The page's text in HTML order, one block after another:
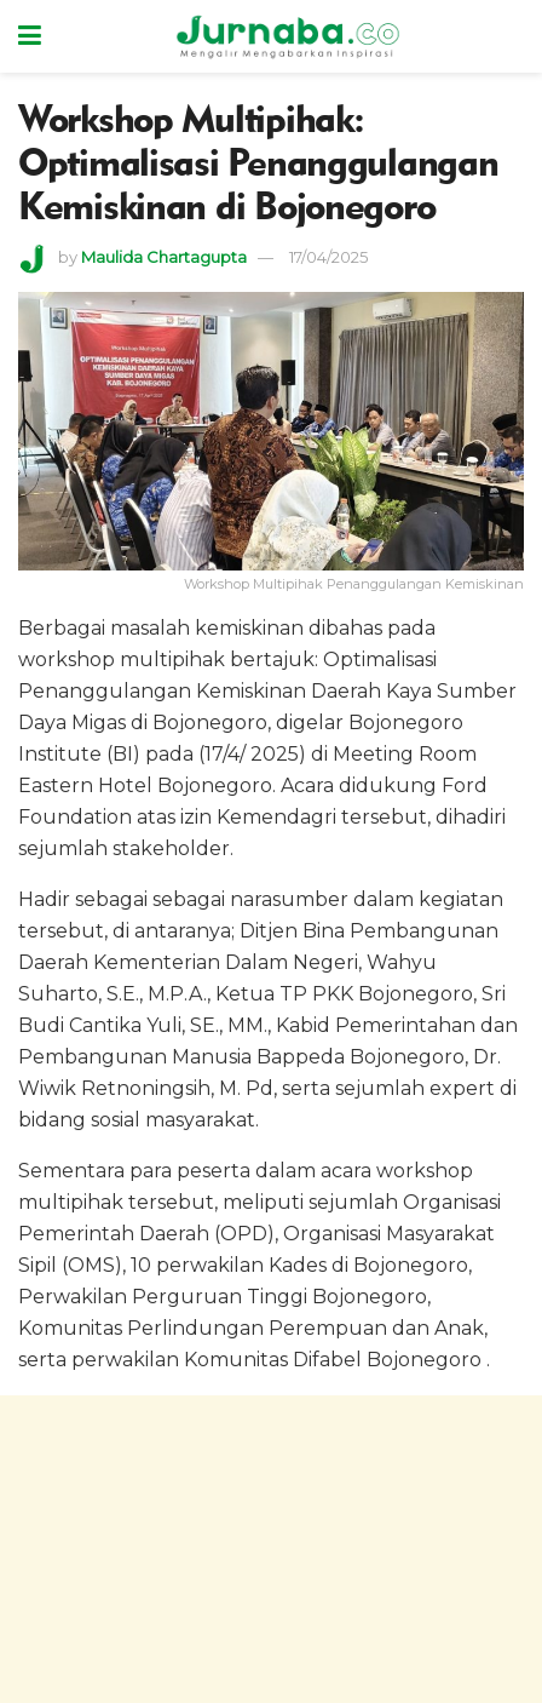
Workshop Multipihak:
Optimalisasi Penanggulangan
Kemiskinan di Bojonegoro
by Maulida Chartagupta 17/04/2025
Workshop Multipihak Penanggulangan Kemiskinan
Berbagai masalah kemiskinan dibahas pada
workshop multipihak bertajuk: Optimalisasi
Penanggulangan Kemiskinan Daerah Kaya Sumber
Daya Migas di Bojonegoro, digelar Bojonegoro
Institute (BI) pada (17/4/ 2025) di Meeting Room
Eastern Hotel Bojonegoro. Acara didukung Ford
Foundation atas izin Kemendagri tersebut, dihadiri
sejumlah stakeholder.
Hadir sebagai sebagai narasumber dalam kegiatan
tersebut, di antaranya; Ditjen Bina Pembangunan
Daerah Kementerian Dalam Negeri, Wahyu
Suharto, S.E., M.P.A., Ketua TP PKK Bojonegoro, Sri
Budi Cantika Yuli, SE., MM., Kabid Pemerintahan dan
Pembangunan Manusia Bappeda Bojonegoro, Dr.
Wiwik Retnoningsih, M. Pd, serta sejumlah expert di
bidang sosial masyarakat.
Sementara para peserta dalam acara workshop
multipihak tersebut, meliputi sejumlah Organisasi
Pemerintah Daerah (OPD), Organisasi Masyarakat
Sipil (OMS), 10 perwakilan Kades di Bojonegoro,
Perwakilan Perguruan Tinggi Bojonegoro,
Komunitas Perlindungan Perempuan dan Anak,
serta perwakilan Komunitas Difabel Bojonegoro .